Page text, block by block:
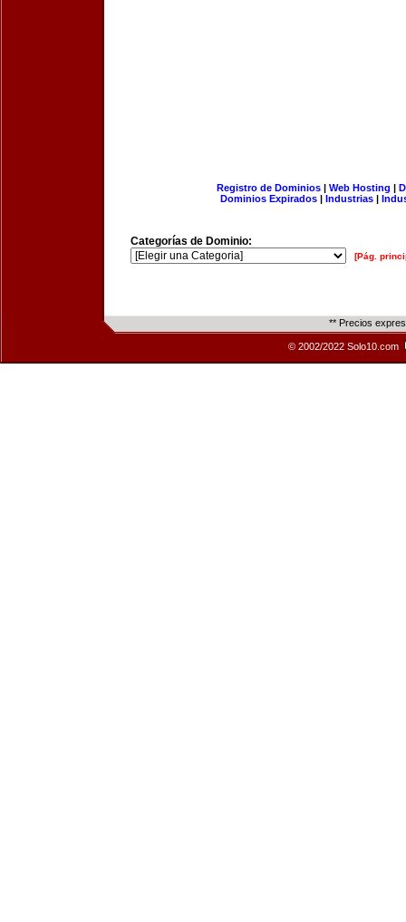
Registro de Dominios| Web Hosting |
Dominios Expirados | Industrias |
Categorías de Dominio:
[Pág.
** Precios
© 2002/2022 Solo10.com